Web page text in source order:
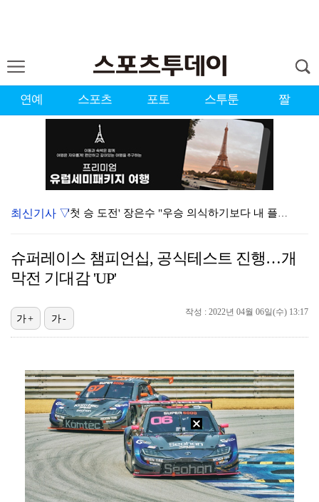
연예 스포츠 포토 스투툰 짤
'첫 승 도전' 장은수 "우승 의식하기보다 내 플레이에…
에스파, 고척돔 입성…공연 시작 40분 만에 첫 인사 …
에스파 고척돔 공연에 반가운 얼굴…아이들 미연·트와이스…
'리그 2연패 정조준' 아스널, 뉴캐슬서 기마랑이스 영…
맨시티 마레스카 감독 "이강인은 훌륭한 선수…아틀레티코…
"언론사 대표·국회의원도"…최연청, 판사 남편까지 화려…
[ST포토] 이강인, 환하게 웃으며
최신기사 ▽
슈퍼레이스 챔피언십, 공식테스트 진행…개
막전 기대감 'UP'
작성 : 2022년 04월 06일(수) 13:17
가+ 가-